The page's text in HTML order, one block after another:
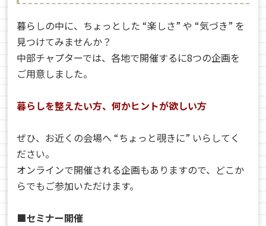
暮らしの中に、ちょっとした “楽しさ” や “気づき” を
見つけてみませんか？
中部チャプターでは、各地で開催するに8つの企画を
ご用意しました。
暮らしを整えたい方、何かヒントが欲しい方
ぜひ、お近くの会場へ “ちょっと覗きに” いらしてく
ださい。
オンラインで開催される企画もありますので、どこか
らでもご参加いただけます。
■セミナー開催